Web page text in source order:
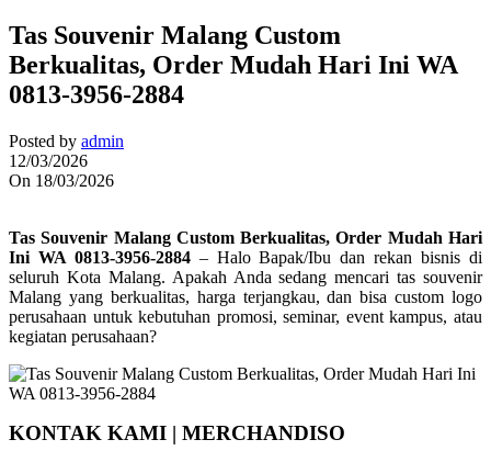
Tas Souvenir Malang Custom
Berkualitas, Order Mudah Hari Ini WA
0813-3956-2884
Posted by admin
12/03/2026
On 18/03/2026
Tas Souvenir Malang Custom Berkualitas, Order Mudah Hari
Ini WA 0813-3956-2884– Halo Bapak/Ibu dan rekan bisnis di
seluruh Kota Malang. Apakah Anda sedang mencari tas souvenir
Malang yang berkualitas, harga terjangkau, dan bisa custom logo
perusahaan untuk kebutuhan promosi, seminar, event kampus, atau
kegiatan perusahaan?
KONTAK KAMI | MERCHANDISO